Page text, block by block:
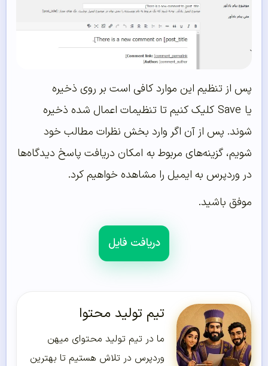
پس از تنظیم این موارد کافی است بر روی ذخیره
یا Save کلیک کنیم تا تنظیمات اعمال شده ذخیره
شوند. پس از آن اگر وارد بخش نظرات مطالب خود
شویم، گزینه‌های مربوط به امکان دریافت پاسخ دیدگاه‌ها
در وردپرس به ایمیل را مشاهده خواهیم کرد.
موفق باشید.
دریافت فایل
تیم تولید محتوا
ما در تیم تولید محتوای میهن
وردپرس در تلاش هستیم تا بهترین